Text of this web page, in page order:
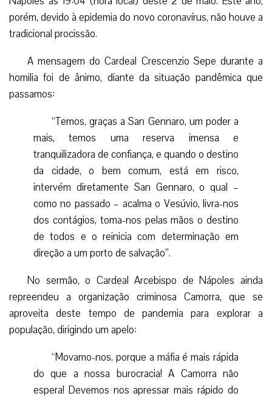
porém, devido à epidemia do novo coronavírus, não houve a
tradicional procissão.
A mensagem do Cardeal Crescenzio Sepe durante a
homilia foi de ânimo, diante da situação pandêmica que
passamos:
“Temos, graças a San Gennaro, um poder a
mais, temos uma reserva imensa e
tranquilizadora de confiança, e quando o destino
da cidade, o bem comum, está em risco,
intervém diretamente San Gennaro, o qual –
como no passado – acalma o Vesúvio, livra-nos
dos contágios, toma-nos pelas mãos o destino
de todos e o reinicia com determinação em
direção a um porto de salvação”.
No sermão, o Cardeal Arcebispo de Nápoles ainda
repreendeu a organização criminosa Camorra, que se
aproveita deste tempo de pandemia para explorar a
população, dirigindo um apelo:
“Movamo-nos, porque a máfia é mais rápida
do que a nossa burocracia! A Camorra não
espera! Devemos nos apressar mais rápido do